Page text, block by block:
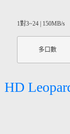
1對3~24 | 150MB/s
多口數
HD